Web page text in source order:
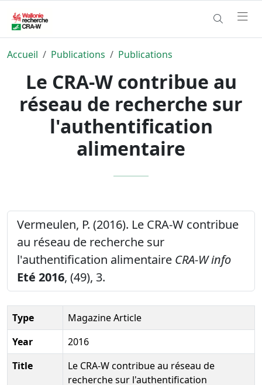
Accueil Publications Publications
Le CRA-W contribue au
réseau de recherche sur
l'authentification
alimentaire
Vermeulen, P. (2016). Le CRA-W contribue
au réseau de recherche sur
l'authentification alimentaire CRA-W info
Eté 2016, (49), 3.
Type
Magazine Article
Year
2016
Title
Le CRA-W contribue au réseau de
recherche sur l'authentification